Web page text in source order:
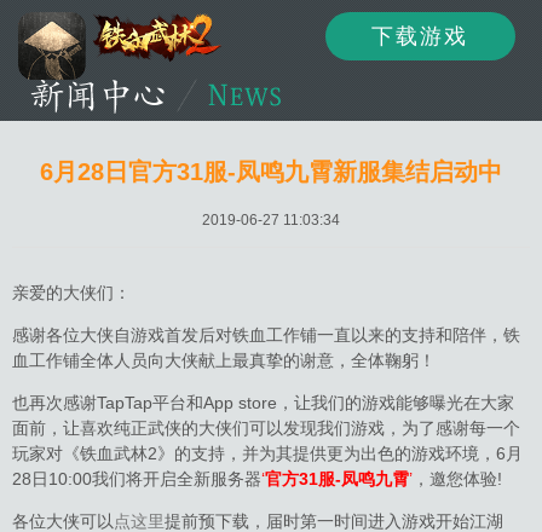
下载游戏
6月28日官方31服-凤鸣九霄新服集结启动中
2019-06-27 11:03:34
亲爱的大侠们：
感谢各位大侠自游戏首发后对铁血工作铺一直以来的支持和陪伴，铁
血工作铺全体人员向大侠献上最真挚的谢意，全体鞠躬！
也再次感谢TapTap平台和App store，让我们的游戏能够曝光在大家
面前，让喜欢纯正武侠的大侠们可以发现我们游戏，为了感谢每一个
玩家对《铁血武林2》的支持，并为其提供更为出色的游戏环境，6月
28日10:00我们将开启全新服务器‘官方31服-凤鸣九霄’ ，邀您体验!
各位大侠可以 点这里提前预下载，届时第一时间进入游戏开始江湖
资讯